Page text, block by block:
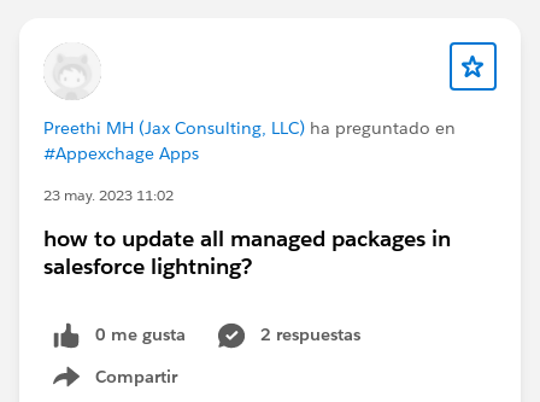
Preethi MH (Jax Consulting, LLC) ha preguntado en
#Appexchage Apps
23 may. 2023 11:02
how to update all managed packages in
salesforce lightning?
0 me gusta
2 respuestas
Compartir
Show menu